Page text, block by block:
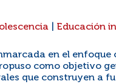
Educación
en el
como objetivo
que construyen a